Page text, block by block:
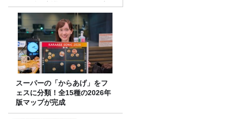
ジオ番組審議会からのご報告
＞
スーパーの「からあげ」をフ
ェスに分類！全15種の2026年
版マップが完成